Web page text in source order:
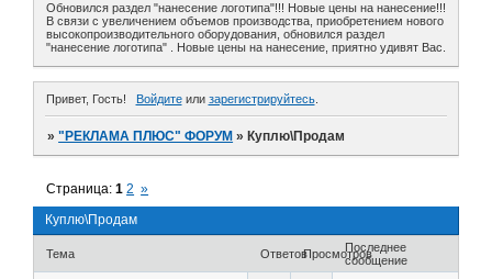
Обновился раздел "нанесение логотипа"!!! Новые цены на нанесение!!!
В связи с увеличением объемов производства, приобретением нового
высокопроизводительного оборудования, обновился раздел
"нанесение логотипа" . Новые цены на нанесение, приятно удивят Вас.
Привет, Гость! Войдитеили зарегистрируйтесь.
»"РЕКЛАМА ПЛЮС" ФОРУМ » Куплю\Продам
Куплю\Продам
Страница:1 2 »
Тема ОтветовПросмотровПоследнее
сообщение